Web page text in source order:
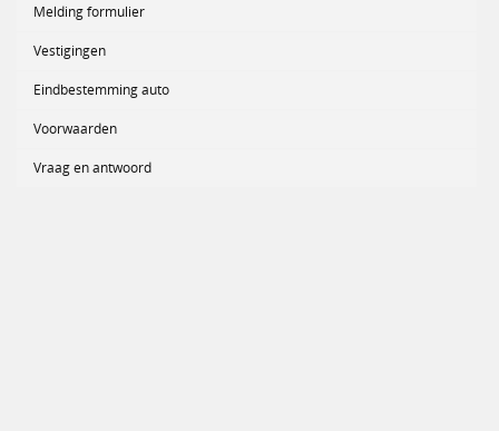
Melding formulier
Vestigingen
Eindbestemming auto
Voorwaarden
Vraag en antwoord